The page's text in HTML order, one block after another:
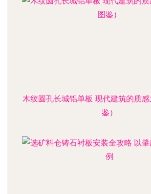
木纹圆孔长城铝单板 现代建筑的质
鉴）